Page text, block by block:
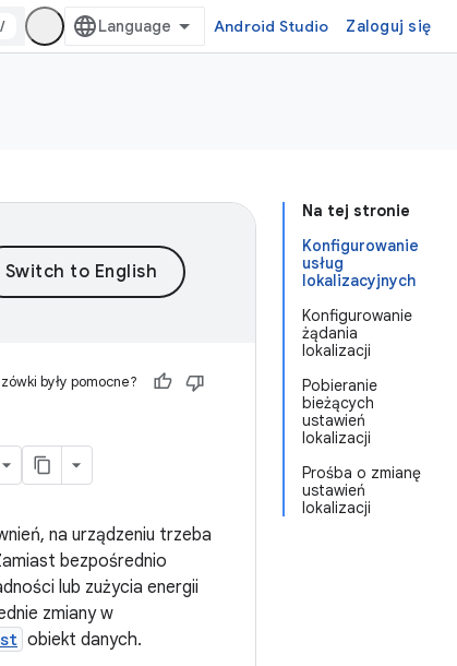
/ Android Studio Zaloguj się
Na tej stronie
Konfigurowanie
usług
lokalizacyjnych
Konfigurowanie
żądania
lokalizacji
Pobieranie
bieżących
ustawień
lokalizacji
Prośba o zmianę
ustawień
lokalizacji
były pomocne?
na urządzeniu trzeba
bezpośrednio
lub zużycia energii
zmiany w
obiekt danych.